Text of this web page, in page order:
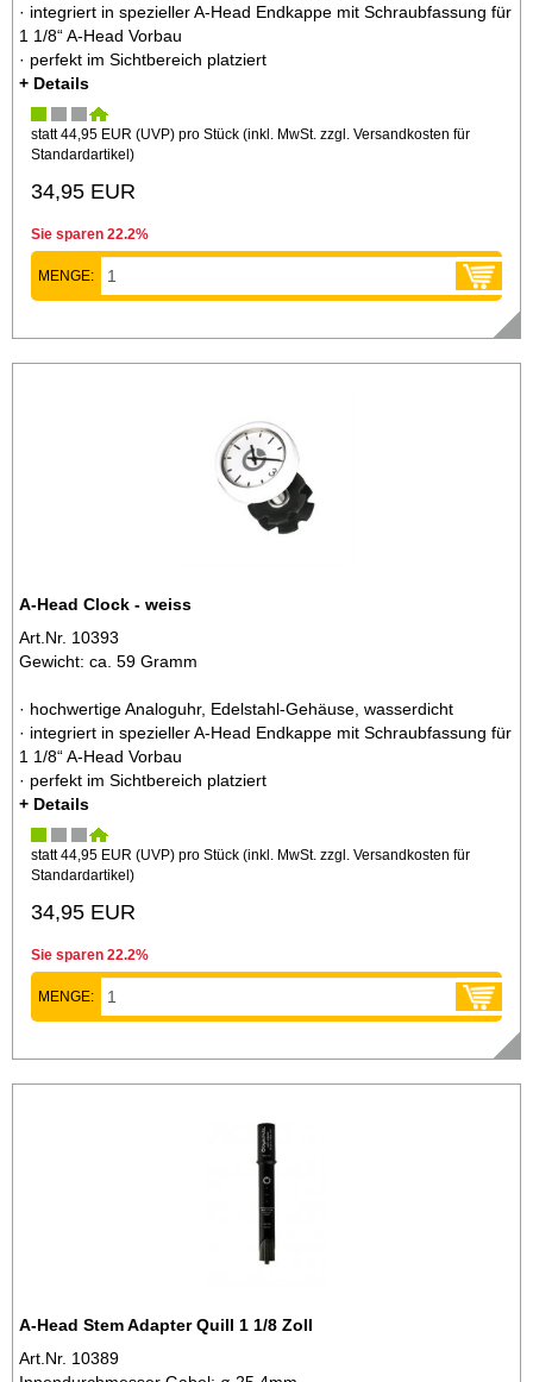
· integriert in spezieller A-Head Endkappe mit Schraubfassung für
1 1/8“ A-Head Vorbau
· perfekt im Sichtbereich platziert
+ Details
statt44,95 EUR (UVP) pro Stück (inkl. MwSt. zzgl. Versandkosten für
Standardartikel)
34,95 EUR
Sie sparen 22.2%
MENGE:
A-Head Clock - weiss
Art.Nr. 10393
Gewicht: ca. 59 Gramm
· hochwertige Analoguhr, Edelstahl-Gehäuse, wasserdicht
· integriert in spezieller A-Head Endkappe mit Schraubfassung für
1 1/8“ A-Head Vorbau
· perfekt im Sichtbereich platziert
+ Details
statt44,95 EUR (UVP) pro Stück (inkl. MwSt. zzgl. Versandkosten für
Standardartikel)
34,95 EUR
Sie sparen 22.2%
MENGE:
A-Head Stem Adapter Quill 1 1/8 Zoll
Art.Nr. 10389